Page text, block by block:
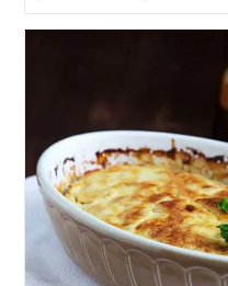
Natais